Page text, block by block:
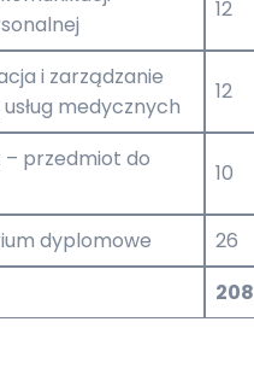
12
i zarządzanie
medycznych
12
– przedmiot do
10
dyplomowe
26
208